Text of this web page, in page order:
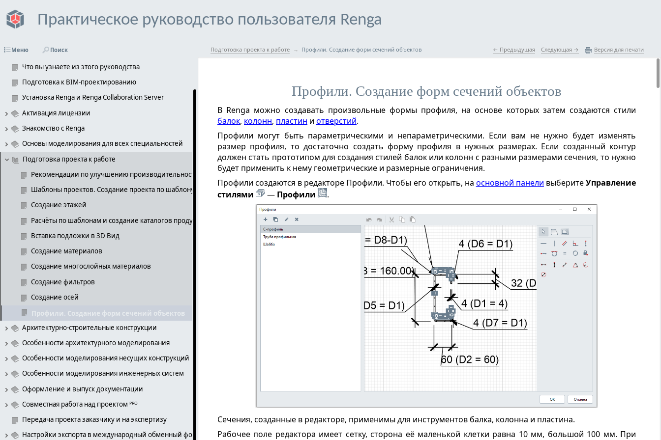
Практическое руководство пользователя Renga
Меню Поиск
Как Renga помогает архитекторам, конструкторам и инженерам
Что вы узнаете из этого руководства
Подготовка к BIM-проектированию
Установка Renga и Renga Collaboration Server
Активация лицензии
Знакомство с Renga
Основы моделирования для всех специальностей
Подготовка проекта к работе
Рекомендации по улучшению производительности системы
Шаблоны проектов. Создание проекта по шаблону
Создание этажей
Расчёты по шаблонам и создание каталогов продукции
Вставка подложки в 3D Вид
Создание материалов
Создание многослойных материалов
Создание фильтров
Создание осей
Профили. Создание форм сечений объектов
Архитектурно-строительные конструкции
Особенности архитектурного моделирования
Особенности моделирования несущих конструкций
Особенности моделирования инженерных систем
Оформление и выпуск документации
Совместная работа над проектом ᴾᴿᴼ
Передача проекта заказчику и на экспертизу
Настройки экспорта в международный обменный формат IFC ᴾᴿᴼ
Подготовка проекта к работе Профили. Создание форм сечений объектов Предыдущая Следующая Версия для печати
Профили. Создание форм сечений объектов
В Renga можно создавать произвольные формы профиля, на основе которых затем создаются стили
балок, колонн, пластин и отверстий.
Профили могут быть параметрическими и непараметрическими. Если вам не нужно будет изменять
размер профиля, то достаточно создать форму профиля в нужных размерах. Если созданный контур
должен стать прототипом для создания стилей балок или колонн с разными размерами сечения, то нужно
будет применить к нему геометрические и размерные ограничения.
Профили создаются в редакторе Профили. Чтобы его открыть, на основной панели выберитеУправление
стилями
— Профили .
Сечения, созданные в редакторе, применимы для инструментов балка, колонна и пластина.
Рабочее поле редактора имеет сетку, сторона её маленькой клетки равна 10 мм, большой 100 мм. При